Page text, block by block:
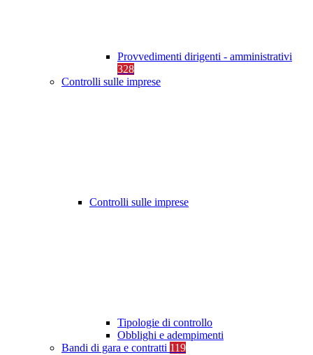
Provvedimenti dirigenti - amministrativi
328
Controlli sulle imprese
Controlli sulle imprese
Tipologie di controllo
Obblighi e adempimenti
Bandi di gara e contratti 119